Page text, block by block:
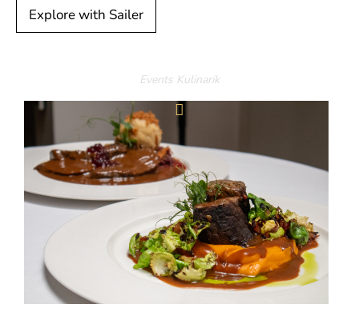
Explore with Sailer
Events Kulinarik